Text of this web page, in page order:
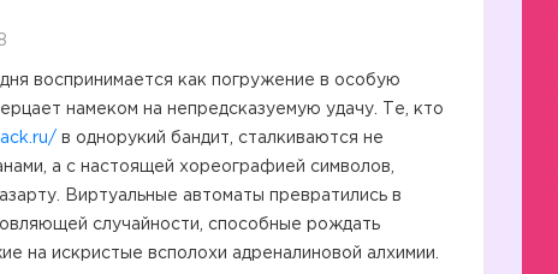
воспринимается как погружение в особую
намеком на непредсказуемую удачу. Те, кто
в однорукий бандит, сталкиваются не
а с настоящей хореографией символов,
Виртуальные автоматы превратились в
случайности, способные рождать
на искристые всполохи адреналиновой алхимии.